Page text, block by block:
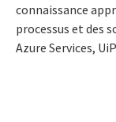
connaissance
processus et des
Azure Services,